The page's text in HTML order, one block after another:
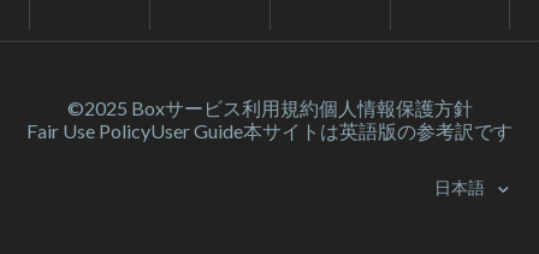
©2025 Boxサービス利⽤規約個人情報保護方針
Fair Use PolicyUser Guide本サイトは英語版の参考訳です
日本語